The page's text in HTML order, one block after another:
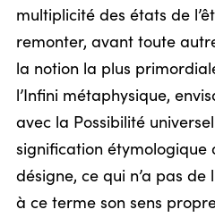
multiplicité des états de
remonter, avant toute
la notion la plus
l’Infini métaphysique,
avec la Possibilité
signification étymologique
désigne, ce qui n’a pas
à ce terme son sens